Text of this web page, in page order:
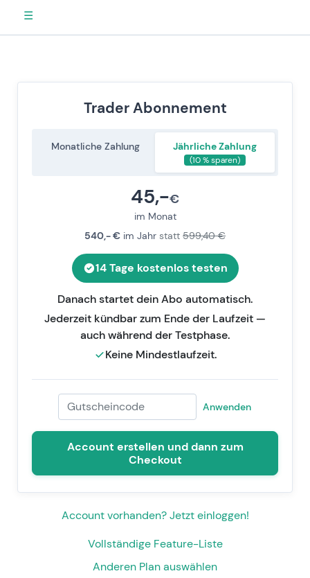
☰
Trader Abonnement
Monatliche Zahlung Jährliche Zahlung
(10 % sparen)
Ausgewählte Preiszusammenfassung
45,-€
im Monat
540,- € im Jahr statt 599,40 €
14 Tage kostenlos testen
Danach startet dein Abo automatisch.
Jederzeit kündbar zum Ende der Laufzeit—
auch während der Testphase.
Keine Mindestlaufzeit.
Gutscheincode
Anwenden
Account erstellen und dann zum
Checkout
Account vorhanden? Jetzt einloggen!
Vollständige Feature-Liste
Anderen Plan auswählen